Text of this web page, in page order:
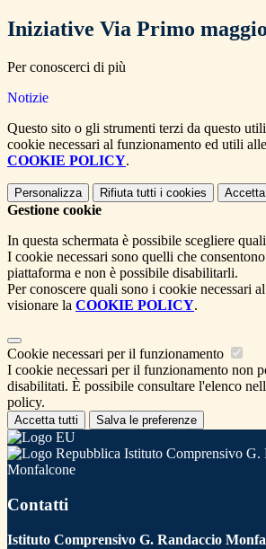
Iniziative Via Primo maggio
Per conoscerci di più
Notizie
Questo sito o gli strumenti terzi da questo
cookie necessari al funzionamento ed utili
COOKIE POLICY.
Personalizza Rifiuta tutti i cookies
Gestione cookie
In questa schermata è possibile scegliere
I cookie necessari sono quelli che
piattaforma e non è possibile disabilitarli.
Per conoscere quali sono i cookie necessari
visionare la COOKIE POLICY.
Cookie necessari per il funzionamento
I cookie necessari per il funzionamento non
disabilitati. È possibile consultare l'elenco
policy.
Accetta tutti Salva le preferenze
Istituto Comprensivo G.
Monfalcone
Contatti
Istituto Comprensivo G. Randaccio